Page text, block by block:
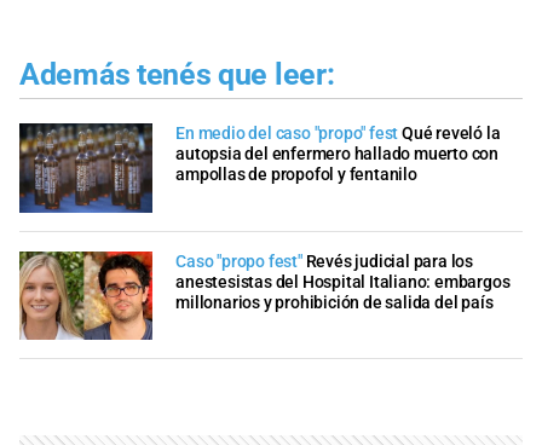
Además tenés que leer:
En medio del caso "propo" festQué reveló la
autopsia del enfermero hallado muerto con
ampollas de propofol y fentanilo
Caso "propo fest" Revés judicial para los
anestesistas del Hospital Italiano: embargos
millonarios y prohibición de salida del país